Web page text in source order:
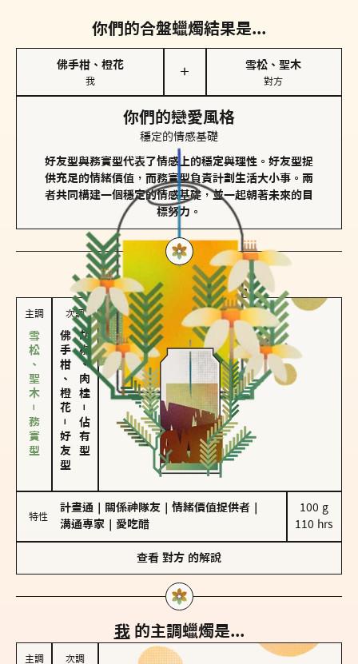
你們的合盤蠟燭結果是...
佛手柑、橙花
我
＋
雪松、聖木
對方
你們的戀愛風格
穩定的情感基礎
好友型與務實型代表了情感上的穩定與理性。好友型提
供充足的情緒價值，而務實型負責計劃生活大小事。兩
者共同構建一個穩定的情感基礎，並一起朝著未來的目
標努力。
對方的主調蠟燭是...
主調
雪松、聖木－務實型
次調
佛手柑、橙花
－
好友型
胡椒、肉桂
－
佔有型
特性
計畫通 關係神隊友 情緒價值提供者
溝通專家
愛吃醋
100 g
110 hrs
查看 對方 的解說
我 的主調蠟燭是...
主調 次調